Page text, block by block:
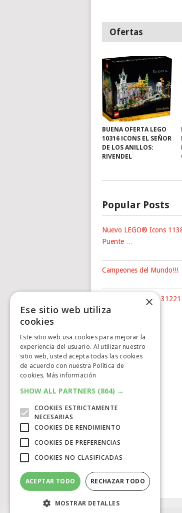
Ofertas
BUENA OFERTA LEGO
10316 ICONS EL SEÑOR
DE LOS ANILLOS:
RIVENDEL
Popular Posts
Nuevo LEGO® Icons
Puente …
Campeones del Mundo!!!
Nuevo LEGO® Art
The …
×
Ese sitio web utiliza
cookies
Este sitio web usa cookies para mejorar la
experiencia del usuario. Al utilizar nuestro
sitio web, usted acepta todas las cookies
de acuerdo con nuestra Política de
cookies. Más información
SHOW ALL PARTNERS (864) →
COOKIES ESTRICTAMENTE
NECESARIAS
COOKIES DE RENDIMIENTO
COOKIES DE PREFERENCIAS
COOKIES NO CLASIFICADAS
ACEPTAR TODO RECHAZAR TODO
MOSTRAR DETALLES